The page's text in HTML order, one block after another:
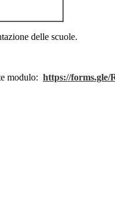
delle scuole.
modulo: https://